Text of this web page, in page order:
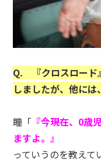
Q. 『クロスロード
しましたが、他には
瞳「 『今現在、0歳
ますよ。』
っていうのを教え